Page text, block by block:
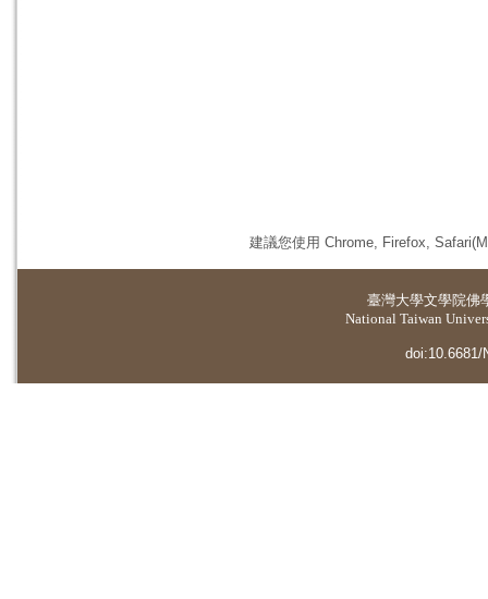
建議您使用 Chrome, Firefox,
臺灣大學文學院佛
National Taiwan
doi:10.6681/